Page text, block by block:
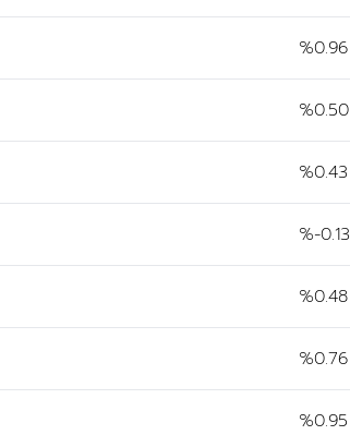
%0.96
%0.50
%0.43
%-0.13
%0.48
%0.76
%0.95